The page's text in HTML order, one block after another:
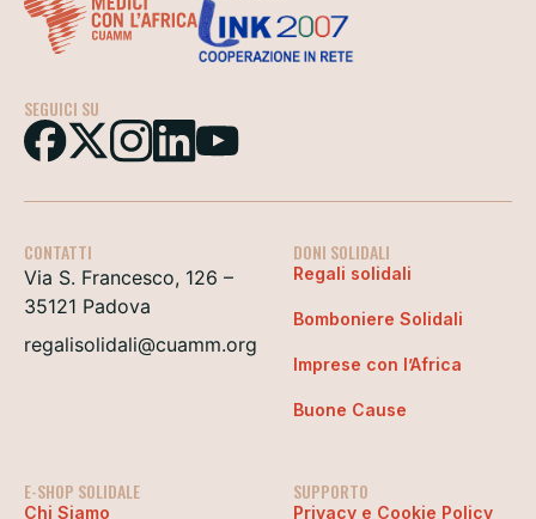
SEGUICI SU
CONTATTI
Via S. Francesco, 126 –
35121 Padova
regalisolidali@cuamm.org
DONI SOLIDALI
Regali solidali
Bomboniere Solidali
Imprese con l’Africa
Buone Cause
E-SHOP SOLIDALE
Chi Siamo
SUPPORTO
Privacy e Cookie Policy